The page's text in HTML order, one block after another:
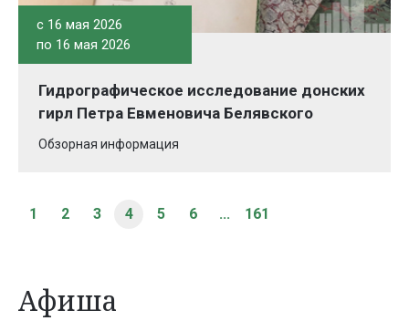
c 16 мая 2026
по 16 мая 2026
Гидрографическое исследование донских
гирл Петра Евменовича Белявского
Обзорная информация
1 2 3 4 5 6 ... 161
Афиша